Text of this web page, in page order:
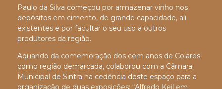
Paulo da Silva começou por armazenar vinho nos
depósitos em cimento, de grande capacidade, ali
existentes e por facultar o seu uso a outros
produtores da região.
Aquando da comemoração dos cem anos de Colares
como região demarcada, colaborou com a Câmara
Municipal de Sintra na cedência deste espaço para a